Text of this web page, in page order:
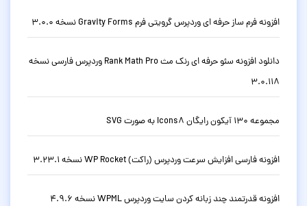
افزونه فرم ساز حرفه ای وردپرس گرویتی فرم Gravity Forms نسخه 3.0.0
دانلود افزونه سئو حرفه ای رنک مث Rank Math Pro وردپرس فارسی نسخه
3.0.118
مجموعه 130 آیکون رایگان Icons8 به صورت SVG
افزونه فارسی افزایش سرعت وردپرس (راکت) WP Rocket نسخه 3.23.1
افزونه قدرتمند چند زبانه کردن سایت وردپرس WPML نسخه 4.9.6